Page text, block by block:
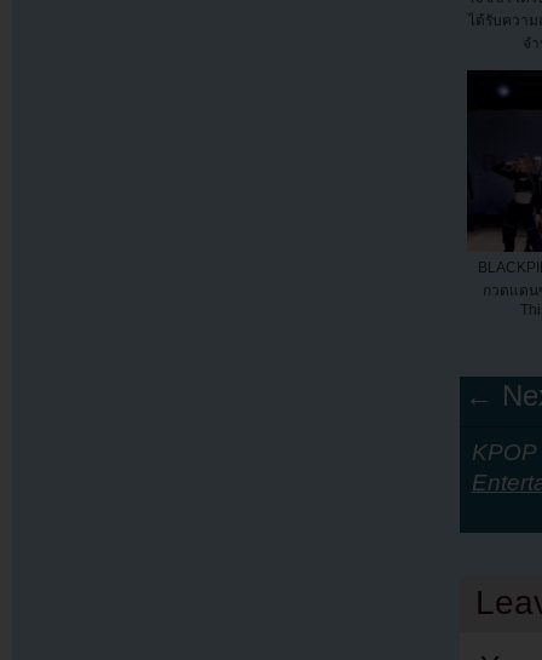
ได้รับความ
จ
กวดแดน
←